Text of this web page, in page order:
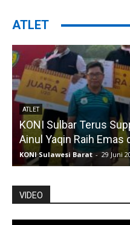
ATLET
ATLET
KONI Sulbar Terus
Ainul Yaqin Raih
KONI Sulawesi Barat - 29 Juni
VIDEO